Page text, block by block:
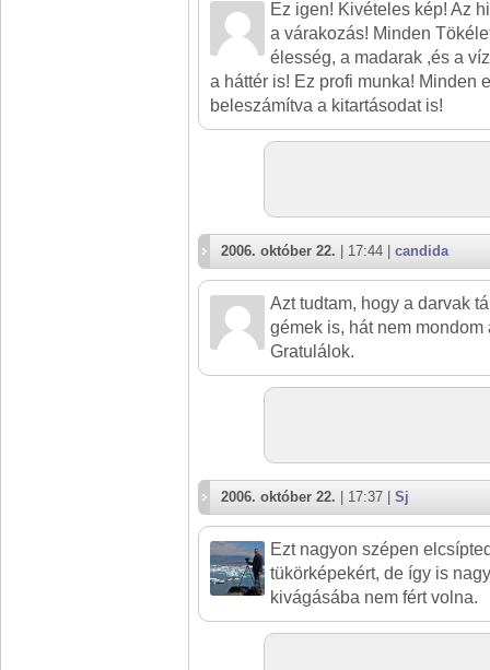
Ez igen! Kivételes kép! Az
a várakozás! Minden
élesség, a madarak ,és a
a háttér is! Ez profi munka! Minden
beleszámítva a kitartásodat is!
2006. október 22. | 17:44 | candida
Azt tudtam, hogy a darvak
gémek is, hát nem mondom
Gratulálok.
2006. október 22. | 17:37 | Sj
Ezt nagyon szépen
tükörképekért, de így is
kivágásába nem fért volna.